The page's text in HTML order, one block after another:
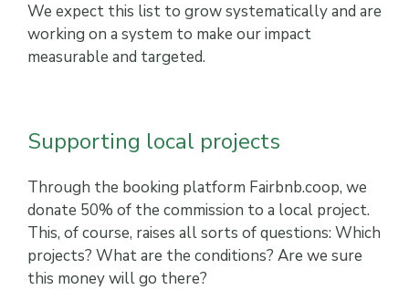
We expect this list to grow systematically and are
working on a system to make our impact
measurable and targeted.
Supporting local projects
Through the booking platform Fairbnb.coop, we
donate 50% of the commission to a local project.
This, of course, raises all sorts of questions: Which
projects? What are the conditions? Are we sure
this money will go there?